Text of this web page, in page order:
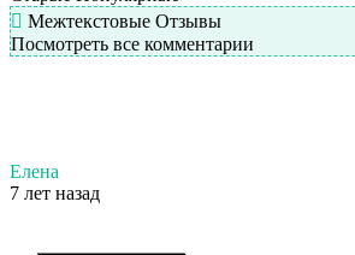
Межтекстовые Отзывы
Посмотреть все комментарии
Елена
7 лет назад